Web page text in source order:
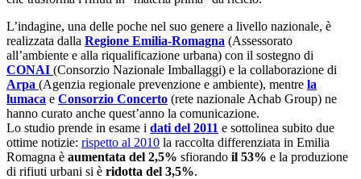
L’indagine, una delle poche nel suo genere a livello nazionale, è
realizzata dalla Regione Emilia-Romagna (Assessorato
all’ambiente e alla riqualificazione urbana) con il sostegno di
CONAI (Consorzio Nazionale Imballaggi) e la collaborazione di
Arpa (Agenzia regionale prevenzione e ambiente), mentre la
lumaca e Consorzio Concerto (rete nazionale Achab Group) ne
hanno curato anche quest’anno la comunicazione.
Lo studio prende in esame i dati del 2011 e sottolinea subito due
ottime notizie: rispetto al 2010 la raccolta differenziata in Emilia
Romagna è aumentata del 2,5% sfiorando il 53% e la produzione
di rifiuti urbani si è ridotta del 3,5%.